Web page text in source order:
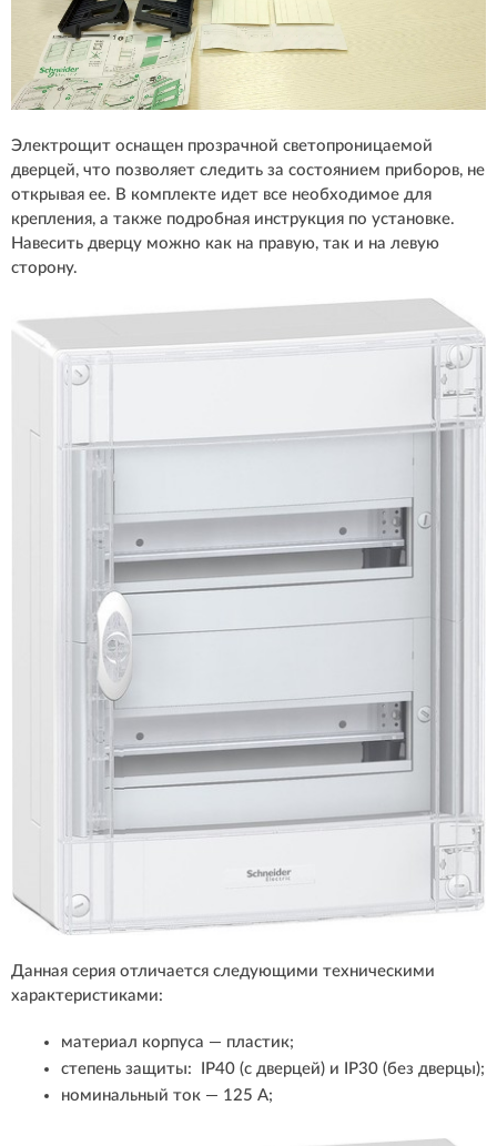
Электрощит оснащен прозрачной светопроницаемой
дверцей, что позволяет следить за состоянием приборов, не
открывая ее. В комплекте идет все необходимое для
крепления, а также подробная инструкция по установке.
Навесить дверцу можно как на правую, так и на левую
сторону.
Данная серия отличается следующими техническими
характеристиками:
материал корпуса — пластик;
степень защиты: IP40 (с дверцей) и IP30 (без дверцы);
номинальный ток — 125 А;